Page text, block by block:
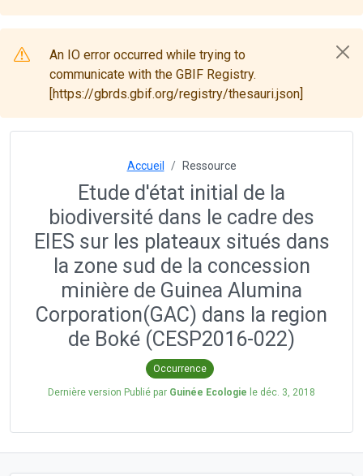
An IO error occurred while trying to
communicate with the GBIF Registry.
[https://gbrds.gbif.org/registry/thesauri.json]
Accueil Ressource
Etude d'état initial de la
biodiversité dans le cadre des
EIES sur les plateaux situés dans
la zone sud de la concession
minière de Guinea Alumina
Corporation(GAC) dans la region
de Boké (CESP2016-022)
Occurrence
Dernière version Publié par Guinée Ecologie le déc. 3, 2018